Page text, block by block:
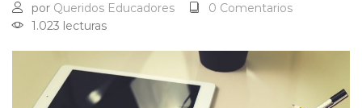
por Queridos Educadores
0 Comentarios
1.023 lecturas